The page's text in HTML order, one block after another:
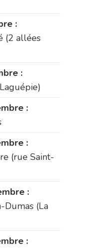
:
(2 allées
:
:
:
(rue Saint-
:
Dumas (La
: